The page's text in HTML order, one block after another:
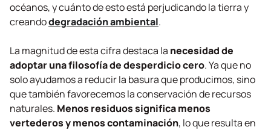
océanos, y cuánto de esto está perjudicando la tierra y
creandodegradación ambiental.
La magnitud de esta cifra destaca la necesidad de
adoptar una filosofía de desperdicio cero. Ya que no
solo ayudamos a reducir la basura que producimos, sino
que también favorecemos la conservación de recursos
naturales. Menos residuos significa menos
vertederos y menos contaminación, lo que resulta en